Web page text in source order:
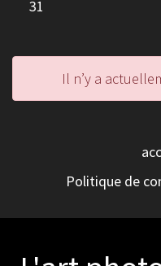
31
Il n’y a
Politique de